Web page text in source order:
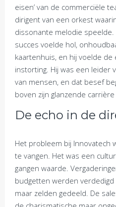
eisen’ van de commerciële
dirigent van een orkest
dissonante melodie
succes voelde hol,
kaartenhuis, en hij voelde
instorting. Hij was een leider
van mensen, en dat besef
boven zijn glanzende
De echo in de
Het probleem bij Innovatech
te vangen. Het was een
gangen waarde.
budgetten werden verdedigd
maar zelden gedeeld. De